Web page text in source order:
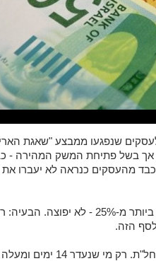
שנפגעו ממבצע "שאגת
אך בשל פתיחת המשק המהירה -
מהעסקים כנראה לא יעברו את
התכנית קובעת: עסק שלא ירד לו המחזור ביותר מ-25% - לא יפוצה.
הזה.
באוצר לא הסכימו גם לשנות את נוסחת החל"ת. רק מי